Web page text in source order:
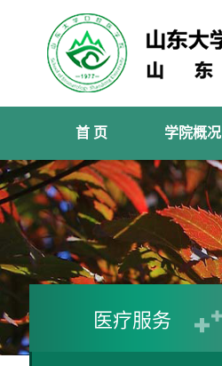
首 页 学院概况
医疗服务